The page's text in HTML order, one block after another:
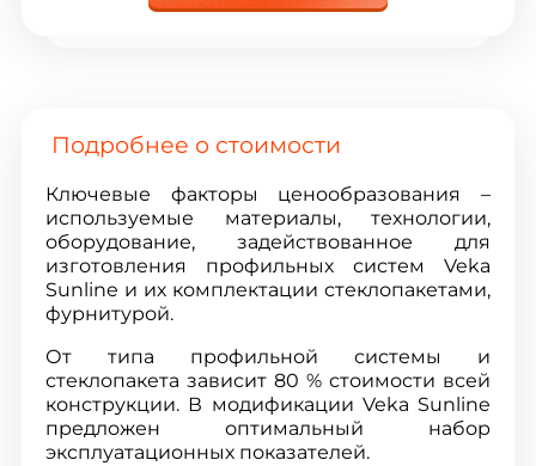
Подробнее о стоимости
Ключевые факторы ценообразования –
используемые материалы, технологии,
оборудование, задействованное для
изготовления профильных систем Veka
Sunline и их комплектации стеклопакетами,
фурнитурой.
От типа профильной системы и
стеклопакета зависит 80 % стоимости всей
конструкции. В модификации Veka Sunline
предложен оптимальный набор
эксплуатационных показателей.